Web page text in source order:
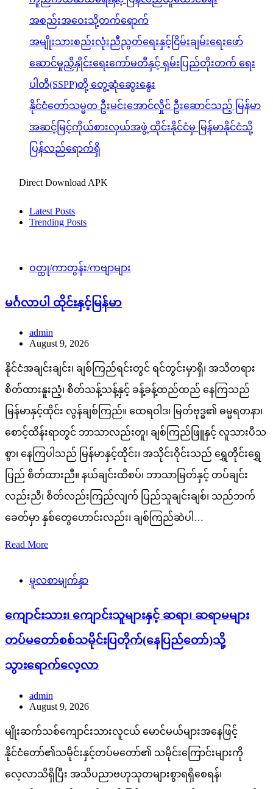
အစည်းအဝေးသို့တက်ရောက်
အမျိုးသားစည်းလုံးညီညွတ်ရေးနှင့်ငြိမ်းချမ်းရေးဖော်
ဆောင်မှုညှိနှိုင်းရေးကော်မတီနှင့် ရှမ်းပြည်တိုးတက် ရေး
ပါတီ(SSPP)တို့ တွေ့ဆုံဆွေးနွေး
နိုင်ငံတော်သမ္မတ ဦးမင်းအောင်လှိုင် ဦးဆောင်သည့် မြန်မာ
အဆင့်မြင့်ကိုယ်စားလှယ်အဖွဲ့ ထိုင်းနိုင်ငံမှ မြန်မာနိုင်ငံသို့
ပြန်လည်ရောက်ရှိ
Direct Download APK
Latest Posts
Trending Posts
ဝတ္ထု/ကာတွန်း/ကဗျာများ
မင်္ဂလာပါ ထိုင်းနှင့်မြန်မာ
admin
August 9, 2026
နိုင်ငံအချင်းချင်း၊ ချစ်ကြည်ရင်းတွင် ရင်တွင်းမှာရှိ၊ အသိတရား
စိတ်ထားနူးညံ့၊ စိတ်သန့်သန့်နှင့် ခန့်ခန့်ထည်ထည် နေကြသည်
မြန်မာနှင့်ထိုင်း လွန်ချစ်ကြည်။ ထေရဝါဒ၊ မြတ်ဗုဒ္ဓ၏ ဓမ္မရတနာ၊
စောင့်ထိန်းရာတွင် ဘာသာလည်းတူ၊ ချစ်ကြည်ဖြူနှင့် လူသားပီသ
စွာ၊ နေကြပါသည် မြန်မာနှင့်ထိုင်း၊ အသိုင်းဝိုင်းသည် ရွှေတိုင်းရွှေ
ပြည် စိတ်ထားညီ။ နယ်ချင်းထိစပ်၊ ဘာသာမြတ်နှင့် တပ်ချင်း
လည်းညီ၊ စိတ်လည်းကြည်လျက် ပြည်သူချင်းချစ်၊ သည်ဘက်
ခေတ်မှာ နှစ်တွေဟောင်းလည်း၊ ချစ်ကြည်ဆဲပါ…
Read More
မူလစာမျက်နှာ
ကျောင်းသား၊ ကျောင်းသူများနှင့် ဆရာ၊ ဆရာမများ
တပ်မတော်စစ်သမိုင်းပြတိုက်(နေပြည်တော်)သို့
သွားရောက်လေ့လာ
admin
August 9, 2026
မျိုးဆက်သစ်ကျောင်းသားလူငယ် မောင်မယ်များအနေဖြင့်
နိုင်ငံတော်၏သမိုင်းနှင့်တပ်မတော်၏ သမိုင်းကြောင်းများကို
လေ့လာသိရှိပြီး အသိပညာဗဟုသုတများစွာရရှိစေရန်၊